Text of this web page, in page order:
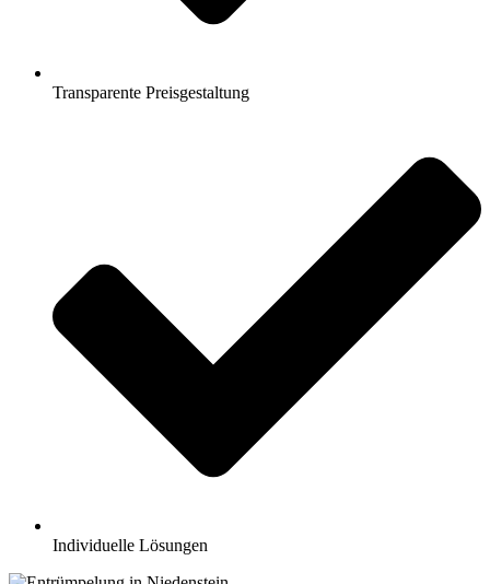
Transparente Preisgestaltung
Individuelle Lösungen